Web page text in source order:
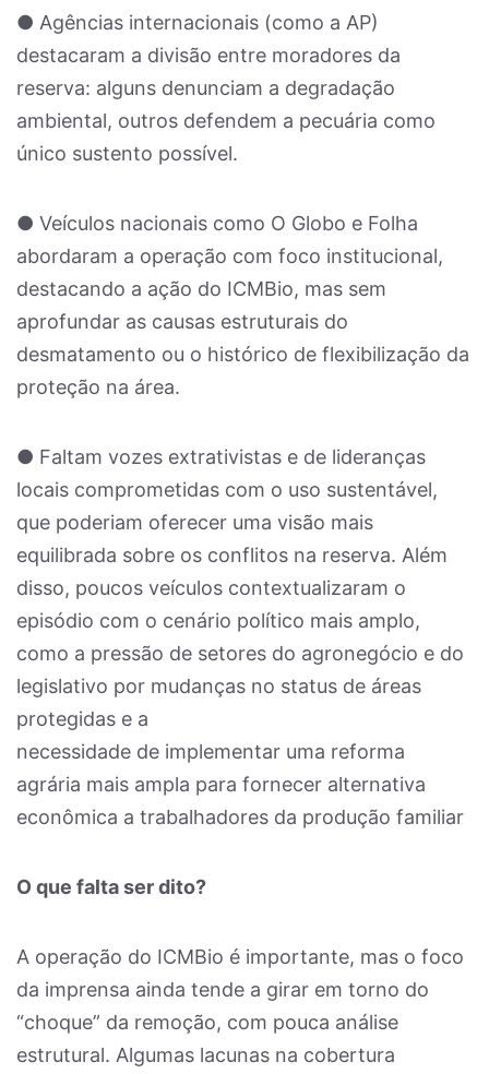
● Agências internacionais (como a AP)
destacaram a divisão entre moradores da
reserva: alguns denunciam a degradação
ambiental, outros defendem a pecuária como
único sustento possível.
● Veículos nacionais como O Globo e Folha
abordaram a operação com foco institucional,
destacando a ação do ICMBio, mas sem
aprofundar as causas estruturais do
desmatamento ou o histórico de flexibilização da
proteção na área.
● Faltam vozes extrativistas e de lideranças
locais comprometidas com o uso sustentável,
que poderiam oferecer uma visão mais
equilibrada sobre os conflitos na reserva. Além
disso, poucos veículos contextualizaram o
episódio com o cenário político mais amplo,
como a pressão de setores do agronegócio e do
legislativo por mudanças no status de áreas
protegidas e a
necessidade de implementar uma reforma
agrária mais ampla para fornecer alternativa
econômica a trabalhadores da produção familiar
O que falta ser dito?
A operação do ICMBio é importante, mas o foco
da imprensa ainda tende a girar em torno do
“choque” da remoção, com pouca análise
estrutural. Algumas lacunas na cobertura